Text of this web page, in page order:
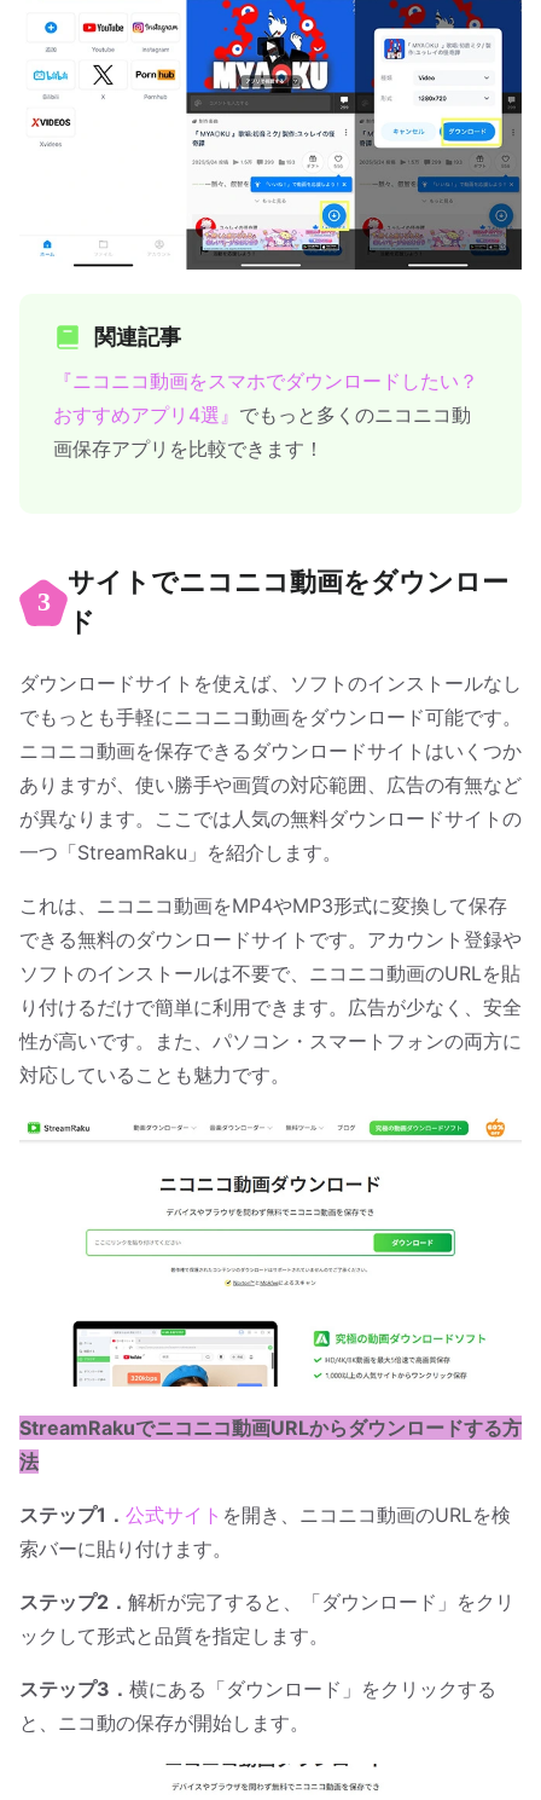
関連記事
『ニコニコ動画をスマホでダウンロードしたい？
おすすめアプリ4選』 でもっと多くのニコニコ動
画保存アプリを比較できます！
3
サイトでニコニコ動画をダウンロー
ド
ダウンロードサイトを使えば、ソフトのインストールなし
でもっとも手軽にニコニコ動画をダウンロード可能です。
ニコニコ動画を保存できるダウンロードサイトはいくつか
ありますが、使い勝手や画質の対応範囲、広告の有無など
が異なります。ここでは人気の無料ダウンロードサイトの
一つ「StreamRaku」を紹介します。
これは、ニコニコ動画をMP4やMP3形式に変換して保存
できる無料のダウンロードサイトです。アカウント登録や
ソフトのインストールは不要で、ニコニコ動画のURLを貼
り付けるだけで簡単に利用できます。広告が少なく、安全
性が高いです。また、パソコン・スマートフォンの両方に
対応していることも魅力です。
StreamRakuでニコニコ動画URLからダウンロードする方
法
ステップ1． 公式サイト を開き、ニコニコ動画のURLを検
索バーに貼り付けます。
ステップ2． 解析が完了すると、「ダウンロード」をクリ
ックして形式と品質を指定します。
ステップ3． 横にある「ダウンロード」をクリックする
と、ニコ動の保存が開始します。